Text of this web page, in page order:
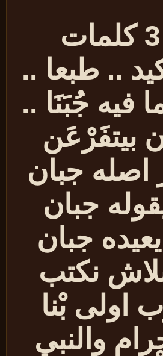
.. طبعا ..
جُبَنَا ..
جبان
جبان
جبان
نكتب
اولى بْنا
والنبي